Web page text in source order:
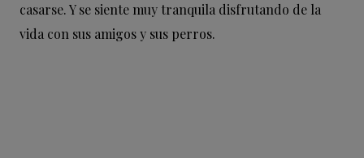
casarse. Y se siente muy tranquila disfrutando de la
vida con sus amigos y sus perros.